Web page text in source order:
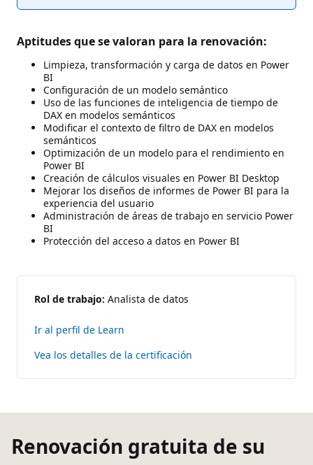
Aptitudes que se valoran para la renovación:
Limpieza, transformación y carga de datos en Power
BI
Configuración de un modelo semántico
Uso de las funciones de inteligencia de tiempo de
DAX en modelos semánticos
Modificar el contexto de filtro de DAX en modelos
semánticos
Optimización de un modelo para el rendimiento en
Power BI
Creación de cálculos visuales en Power BI Desktop
Mejorar los diseños de informes de Power BI para la
experiencia del usuario
Administración de áreas de trabajo en servicio Power
BI
Protección del acceso a datos en Power BI
Rol de trabajo: Analista de datos
Ir al perfil de Learn
Vea los detalles de la certificación
Renovación gratuita de su